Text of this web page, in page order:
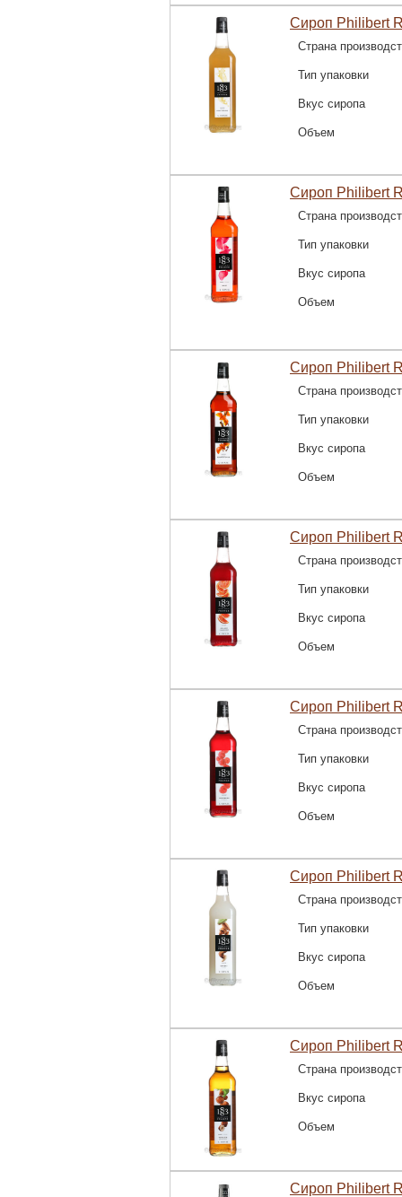
Сироп Philibert
Страна
Тип упаковки
Вкус сиропа
Объем
Сироп Philibert
Страна
Тип упаковки
Вкус сиропа
Объем
Сироп Philibert
Страна
Тип упаковки
Вкус сиропа
Объем
Сироп Philibert
Страна
Тип упаковки
Вкус сиропа
Объем
Сироп Philibert
Страна
Тип упаковки
Вкус сиропа
Объем
Сироп Philibert
Страна
Тип упаковки
Вкус сиропа
Объем
Сироп Philibert
Страна
Вкус сиропа
Объем
Сироп Philibert